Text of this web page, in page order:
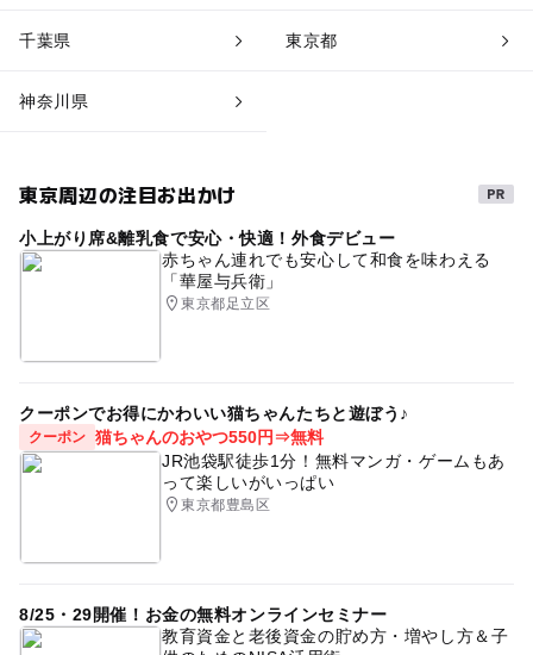
千葉県 東京都
神奈川県
東京周辺の注目お出かけ
小上がり席&離乳食で安心・快適！外食デビュー
赤ちゃん連れでも安心して和食を味わえる
「華屋与兵衛」
東京都足立区
クーポンでお得にかわいい猫ちゃんたちと遊ぼう♪
クーポン 猫ちゃんのおやつ550円⇒無料
JR池袋駅徒歩1分！無料マンガ・ゲームもあ
って楽しいがいっぱい
東京都豊島区
8/25・29開催！お金の無料オンラインセミナー
教育資金と老後資金の貯め方・増やし方＆子